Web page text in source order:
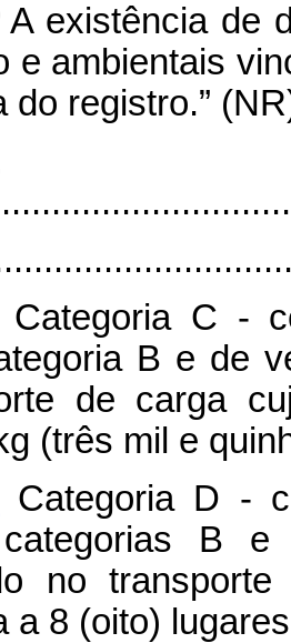
A existência de
e ambientais
do registro.”
Categoria C -
B e de
de carga
(três mil e
Categoria D -
B
no
a 8 (oito)